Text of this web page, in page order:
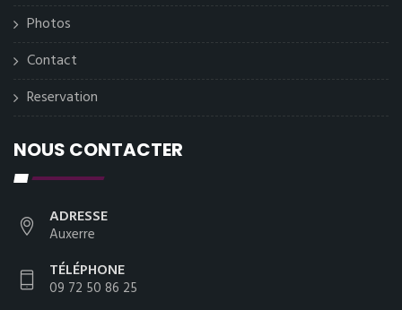
Photos
Contact
Reservation
NOUS CONTACTER
ADRESSE
Auxerre
TÉLÉPHONE
09 72 50 86 25